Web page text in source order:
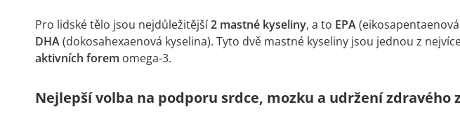
Pro lidské tělo jsou nejdůležitější2 mastné kyseliny, a to EPA
DHA(dokosahexaenová kyselina). Tyto dvě mastné kyseliny jsou jednou z
aktivních forem omega-3.
Nejlepší volba na podporu srdce, mozku a udržení zdravého